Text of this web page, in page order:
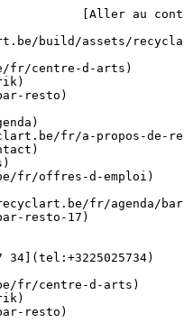
[Aller au
resto)
fr/a-propos-de-
fr/offres-d-emploi)
resto-17)
resto)